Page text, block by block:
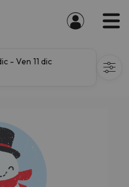
- Ven 11 dic